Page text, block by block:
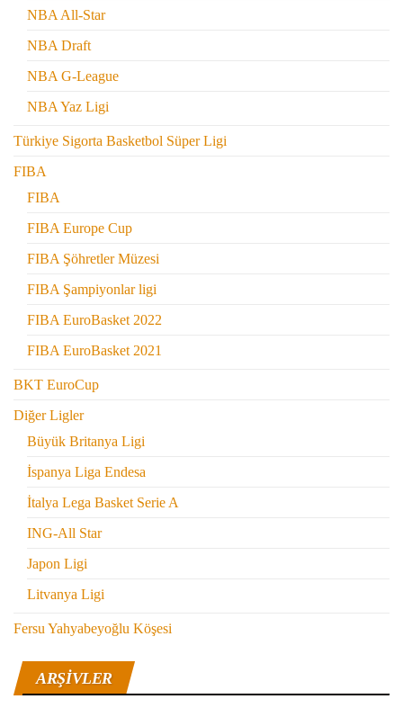
NBA All-Star
NBA Draft
NBA G-League
NBA Yaz Ligi
Türkiye Sigorta Basketbol Süper Ligi
FIBA
FIBA
FIBA Europe Cup
FIBA Şöhretler Müzesi
FIBA Şampiyonlar ligi
FIBA EuroBasket 2022
FIBA EuroBasket 2021
BKT EuroCup
Diğer Ligler
Büyük Britanya Ligi
İspanya Liga Endesa
İtalya Lega Basket Serie A
ING-All Star
Japon Ligi
Litvanya Ligi
Fersu Yahyabeyoğlu Köşesi
ARŞIVLER